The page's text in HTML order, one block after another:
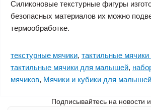
Силиконовые текстурные фигуры
безопасных материалов их можно
термообработке.
текстурные мячики, тактильные
тактильные мячики для малышей,
мячиков, Мячики и кубики для малышей
Подписывайтесь на новости